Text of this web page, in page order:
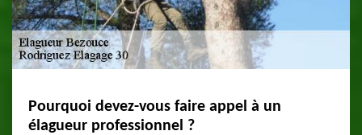
Pourquoi devez-vous faire appel à un
élagueur professionnel ?